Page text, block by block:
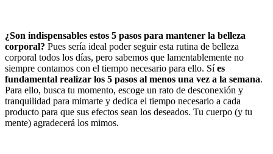
¿Son indispensables estos 5 pasos para mantener la belleza
corporal? Pues sería ideal poder seguir esta rutina de belleza
corporal todos los días, pero sabemos que lamentablemente no
siempre contamos con el tiempo necesario para ello. Síes
fundamental realizar los 5 pasos al menos una vez a la semana.
Para ello, busca tu momento, escoge un rato de desconexión y
tranquilidad para mimarte y dedica el tiempo necesario a cada
producto para que sus efectos sean los deseados. Tu cuerpo (y tu
mente) agradecerá los mimos.